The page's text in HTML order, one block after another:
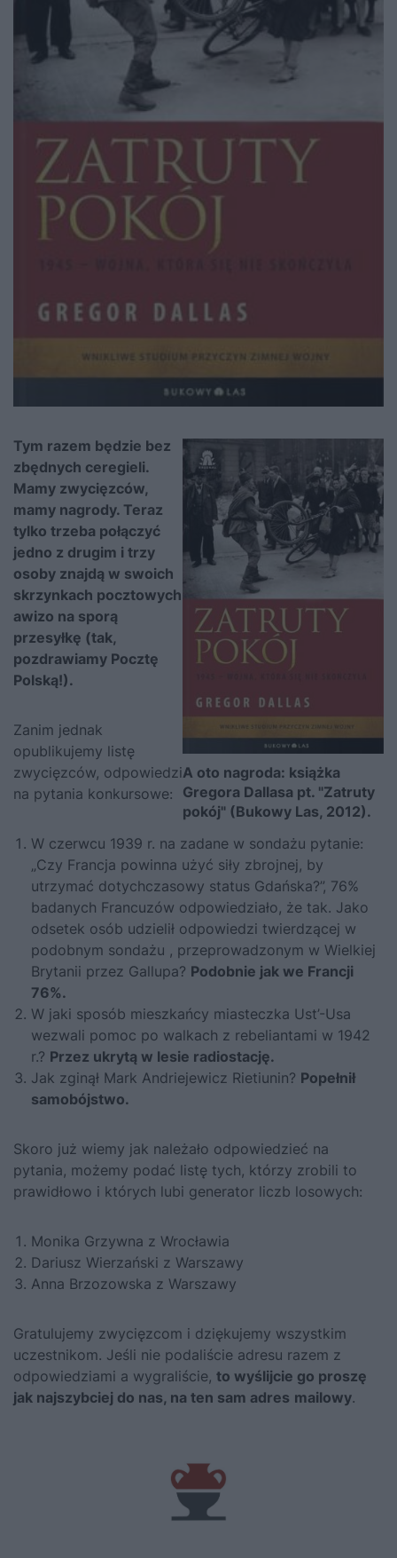
A oto nagroda: książka
Gregora Dallasa pt. "Zatruty
pokój" (Bukowy Las, 2012).
Tym razem będzie bez
zbędnych ceregieli.
Mamy zwycięzców,
mamy nagrody. Teraz
tylko trzeba połączyć
jedno z drugim i trzy
osoby znajdą w swoich
skrzynkach pocztowych
awizo na sporą
przesyłkę (tak,
pozdrawiamy Pocztę
Polską!).
Zanim jednak
opublikujemy listę
zwycięzców, odpowiedzi
na pytania konkursowe:
W czerwcu 1939 r. na zadane w sondażu pytanie:
„Czy Francja powinna użyć siły zbrojnej, by
utrzymać dotychczasowy status Gdańska?”, 76%
badanych Francuzów odpowiedziało, że tak. Jako
odsetek osób udzielił odpowiedzi twierdzącej w
podobnym sondażu , przeprowadzonym w Wielkiej
Brytanii przez Gallupa? Podobnie jak we Francji
76%.
W jaki sposób mieszkańcy miasteczka Ust’-Usa
wezwali pomoc po walkach z rebeliantami w 1942
r.? Przez ukrytą w lesie radiostację.
Jak zginął Mark Andriejewicz Rietiunin? Popełnił
samobójstwo.
Skoro już wiemy jak należało odpowiedzieć na
pytania, możemy podać listę tych, którzy zrobili to
prawidłowo i których lubi generator liczb losowych:
Monika Grzywna z Wrocławia
Dariusz Wierzański z Warszawy
Anna Brzozowska z Warszawy
Gratulujemy zwycięzcom i dziękujemy wszystkim
uczestnikom. Jeśli nie podaliście adresu razem z
odpowiedziami a wygraliście, to wyślijcie go proszę
jak najszybciej do nas, na ten sam adres mailowy.